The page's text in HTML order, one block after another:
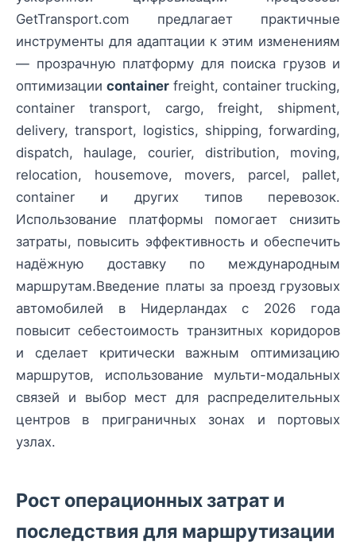
GetTransport.com предлагает практичные
инструменты для адаптации к этим изменениям
— прозрачную платформу для поиска грузов и
оптимизации container freight, container trucking,
container transport, cargo, freight, shipment,
delivery, transport, logistics, shipping, forwarding,
dispatch, haulage, courier, distribution, moving,
relocation, housemove, movers, parcel, pallet,
container и других типов перевозок.
Использование платформы помогает снизить
затраты, повысить эффективность и обеспечить
надёжную доставку по международным
маршрутам.Введение платы за проезд грузовых
автомобилей в Нидерландах с 2026 года
повысит себестоимость транзитных коридоров
и сделает критически важным оптимизацию
маршрутов, использование мульти-модальных
связей и выбор мест для распределительных
центров в приграничных зонах и портовых
узлах.
Рост операционных затрат и
последствия для маршрутизации